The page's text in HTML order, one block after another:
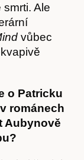
Ale
vůbec
o Patricku
románech
Aubynově